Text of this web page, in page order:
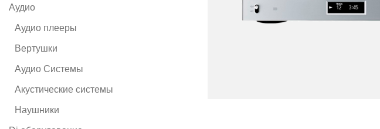
Аудио
Аудио плееры
Вертушки
Аудио Системы
Акустические системы
Наушники